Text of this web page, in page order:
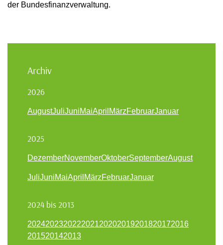
der Bundesfinanzverwaltung.
Archiv
2026
AugustJuliJuniMaiApril MärzFebruarJanuar
2025
DezemberNovemberOktoberSeptemberAugust
JuliJuniMaiApril MärzFebruarJanuar
2024 bis 2013
202420232022202120202019201820172016
201520142013